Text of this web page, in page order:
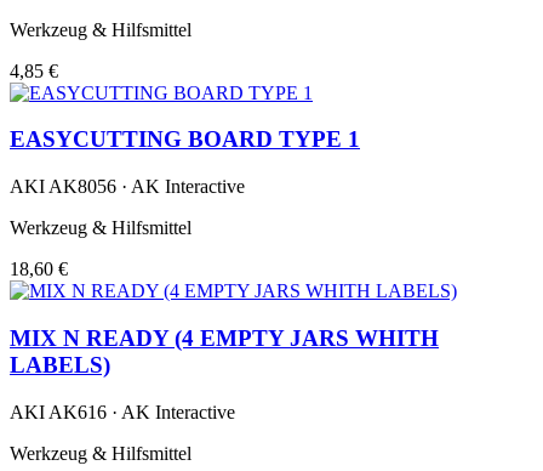
Werkzeug & Hilfsmittel
4,85 €
EASYCUTTING BOARD TYPE 1
AKI AK8056 · AK Interactive
Werkzeug & Hilfsmittel
18,60 €
MIX N READY (4 EMPTY JARS WHITH
LABELS)
AKI AK616 · AK Interactive
Werkzeug & Hilfsmittel